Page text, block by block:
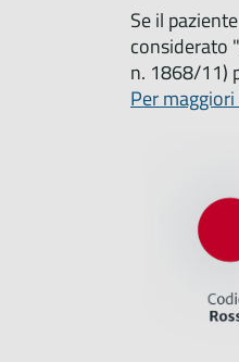
Se il
considerato
n. 1868/11)
Per